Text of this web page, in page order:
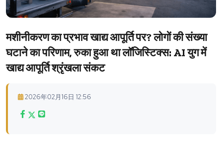
मशीनीकरण का प्रभाव खाद्य आपूर्ति पर? लोगों की संख्या
घटाने का परिणाम, रुका हुआ था लॉजिस्टिक्स: AI युग में
खाद्य आपूर्ति श्रृंखला संकट
2026年02月16日 12:56